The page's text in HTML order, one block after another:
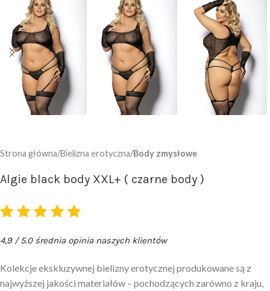
Strona główna Bielizna erotyczna Body zmysłowe
Algie black body XXL+ ( czarne body )
4,9 / 5.0 średnia opinia naszych klientów
Kolekcje ekskluzywnej bielizny erotycznej produkowane są z
najwyższej jakości materiałów – pochodzących zarówno z kraju,